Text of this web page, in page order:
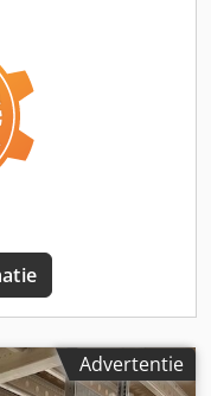
afname: € 59,-
2012 / 2013 ca.
ca. 1,30 m x 80
Al Ieha
1.000 kg (op
van 200 kg, wat te
waarop de
1.000 kg
tonen een
Advertentie